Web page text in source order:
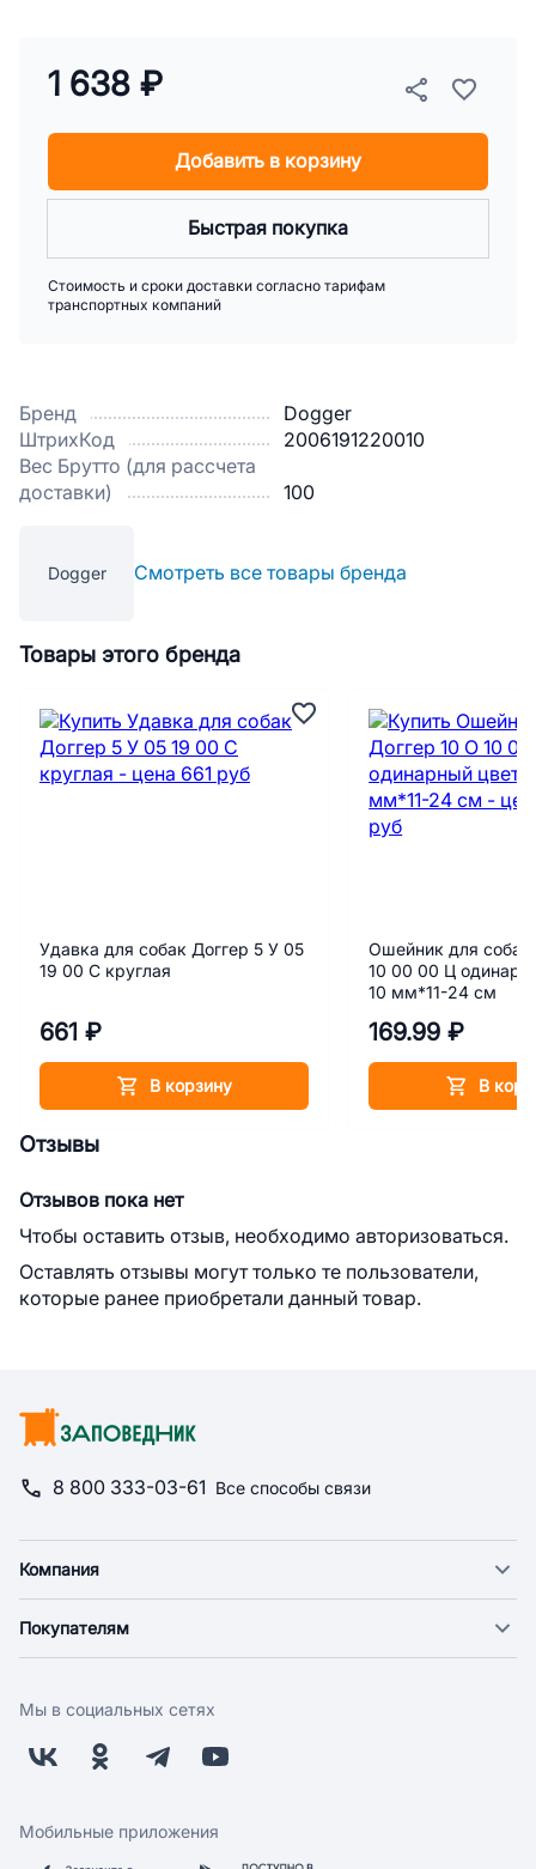
Бренд
Dogger
ШтрихКод
2006191220010
Вес Брутто (для рассчета
доставки)
100
Dogger Смотреть все товары бренда
1 638 ₽
Добавить в корзину
Быстрая покупка
Стоимость и сроки доставки согласно тарифам
транспортных компаний
Товары этого бренда
Удавка для собак Доггер 5 У 05
19 00 С круглая
661 ₽
В корзину
Ошейник для собак
10 00 00 Ц
10 мм*11-24 см
169.99 ₽
В
Отзывы
Отзывов пока нет
Чтобы оставить отзыв, необходимо авторизоваться.
Оставлять отзывы могут только те пользователи,
которые ранее приобретали данный товар.
8 800 333-03-61 Все способы связи
Компания
Новости
Поставщикам
Заводчикам
Обратная связь
Покупателям
Оплата
Бонусная программа
Скидки и акции
Мы в социальных сетях
Мобильные приложения